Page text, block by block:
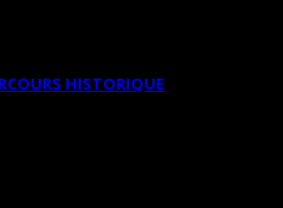
HISTORIQUE